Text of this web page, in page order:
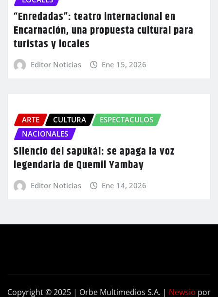
“Enredadas”: teatro internacional en
Encarnación, una propuesta cultural para
turistas y locales
Editor Noticias Ene 15, 2026
ARTE CULTURA
ESPECTACULOS
NACIONALES
Silencio del sapukái: se apaga la voz
legendaria de Quemil Yambay
Editor Noticias Ene 14, 2026
Copyright © 2025 | Orbe Multimedios S.A. | Newsio por